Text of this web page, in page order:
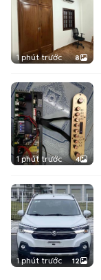
1 phút trước 8
1 phút trước 4
1 phút trước 12